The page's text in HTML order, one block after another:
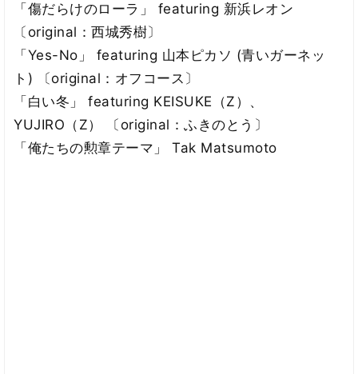
「傷だらけのローラ」 featuring 新浜レオン
〔original：西城秀樹〕
「Yes-No」 featuring 山本ピカソ (青いガーネッ
ト) 〔original：オフコース〕
「白い冬」 featuring KEISUKE（Z）、
YUJIRO（Z） 〔original：ふきのとう〕
「俺たちの勲章テーマ」 Tak Matsumoto